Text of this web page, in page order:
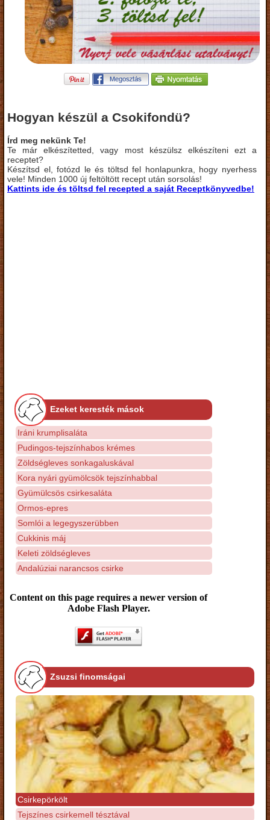
Hogyan készül a Csokifondü?
Írd meg nekünk Te!
Te már elkészítetted, vagy most készülsz elkészíteni ezt a
receptet?
Készítsd el, fotózd le és töltsd fel honlapunkra, hogy nyerhess
vele! Minden 1000 új feltöltött recept után sorsolás!
Kattints ide és töltsd fel recepted a saját Receptkönyvedbe!
Ezeket keresték mások
Iráni krumplisaláta
Pudingos-tejszínhabos krémes
Zöldségleves sonkagaluskával
Kora nyári gyümölcsök tejszínhabbal
Gyümülcsös csirkesaláta
Ormos-epres
Somlói a legegyszerübben
Cukkinis máj
Keleti zöldségleves
Andalúziai narancsos csirke
Content on this page requires a newer version of
Adobe Flash Player.
Zsuzsi finomságai
Csirkepörkölt
Tejszínes csirkemell tésztával